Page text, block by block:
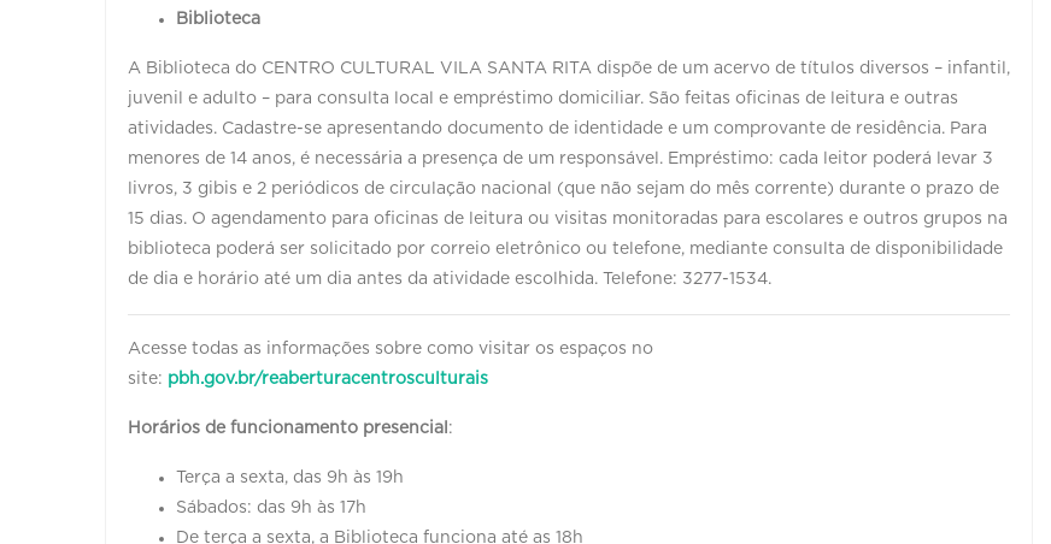
Biblioteca
A Biblioteca do CENTRO CULTURAL VILA SANTA RITA dispõe de um acervo de títulos diversos – infantil,
juvenil e adulto – para consulta local e empréstimo domiciliar. São feitas oficinas de leitura e outras
atividades. Cadastre-se apresentando documento de identidade e um comprovante de residência. Para
menores de 14 anos, é necessária a presença de um responsável. Empréstimo: cada leitor poderá levar 3
livros, 3 gibis e 2 periódicos de circulação nacional (que não sejam do mês corrente) durante o prazo de
15 dias. O agendamento para oficinas de leitura ou visitas monitoradas para escolares e outros grupos na
biblioteca poderá ser solicitado por correio eletrônico ou telefone, mediante consulta de disponibilidade
de dia e horário até um dia antes da atividade escolhida. Telefone: 3277-1534.
Acesse todas as informações sobre como visitar os espaços no
site: pbh.gov.br/reaberturacentrosculturais
Horários de funcionamento presencial :
Terça a sexta, das 9h às 19h
Sábados: das 9h às 17h
De terça a sexta, a Biblioteca funciona até as 18h